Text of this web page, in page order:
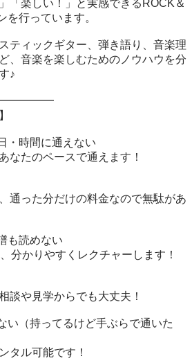
「楽しい！」と実感できるROCK＆
を行っています。
ティックギター、弾き語り、音楽理
、音楽を楽しむためのノウハウを分
♪
・時間に通えない
なたのペースで通えます！
通った分だけの料金なので無駄があ
も読めない
分かりやすくレクチャーします！
談や見学からでも大丈夫！
い（持ってるけど手ぶらで通いた
タル可能です！